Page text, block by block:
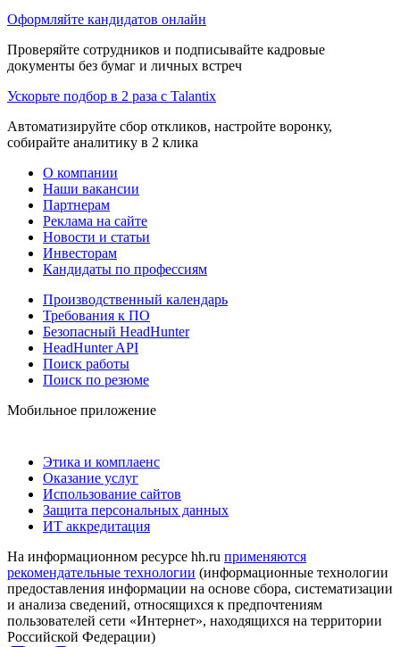
Оформляйте кандидатов онлайн
Проверяйте сотрудников и подписывайте кадровые
документы без бумаг и личных встреч
Ускорьте подбор в 2 раза с Talantix
Автоматизируйте сбор откликов, настройте воронку,
собирайте аналитику в 2 клика
О компании
Наши вакансии
Партнерам
Реклама на сайте
Новости и статьи
Инвесторам
Кандидаты по профессиям
Производственный календарь
Требования к ПО
Безопасный HeadHunter
HeadHunter API
Поиск работы
Поиск по резюме
Мобильное приложение
Этика и комплаенс
Оказание услуг
Использование сайтов
Защита персональных данных
ИТ аккредитация
На информационном ресурсе hh.ru применяются
рекомендательные технологии (информационные технологии
предоставления информации на основе сбора, систематизации
и анализа сведений, относящихся к предпочтениям
пользователей сети «Интернет», находящихся на территории
Российской Федерации)